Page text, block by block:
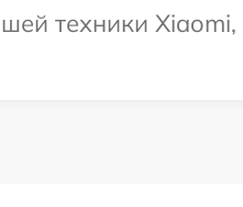
техники